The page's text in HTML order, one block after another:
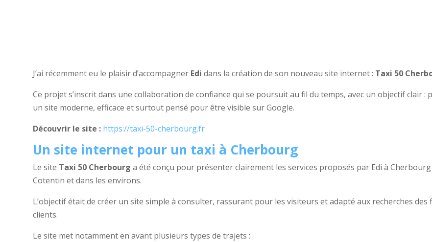
J’ai récemment eu le plaisir d’accompagner Edi dans la création de son nouveau site internet : Taxi 50
Ce projet s’inscrit dans une collaboration de confiance qui se poursuit au fil du temps, avec un objectif clair :
un site moderne, efficace et surtout pensé pour être visible sur Google.
Découvrir le site : https://taxi-50-cherbourg.fr
Un site internet pour un taxi à Cherbourg
Le site Taxi 50 Cherbourg a été conçu pour présenter clairement les services proposés par Edi à
Cotentin et dans les environs.
L’objectif était de créer un site simple à consulter, rassurant pour les visiteurs et adapté aux recherches des
clients.
Le site met notamment en avant plusieurs types de trajets :